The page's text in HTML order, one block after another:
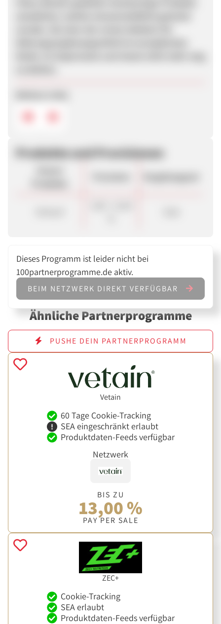
Produkte und Provisionen
Dieses Programm ist leider nicht bei
100partnerprogramme.de aktiv.
BEIM NETZWERK DIREKT VERFÜGBAR
Ähnliche Partnerprogramme
PUSHE DEIN PARTNERPROGRAMM
Vetain
60 Tage Cookie-Tracking
SEA eingeschränkt erlaubt
Produktdaten-Feeds verfügbar
Netzwerk
BIS ZU
13,00 %
PAY PER SALE
ZEC+
Cookie-Tracking
SEA erlaubt
Produktdaten-Feeds verfügbar